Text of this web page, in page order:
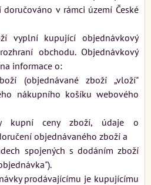
v rámci území České
vyplní kupující objednávkový
obchodu. Objednávkový
informace o:
(objednávané zboží „vloží"
nákupního košíku webového
kupní ceny zboží, údaje o
objednávaného zboží a
spojených s dodáním zboží
prodávajícímu je kupujícímu